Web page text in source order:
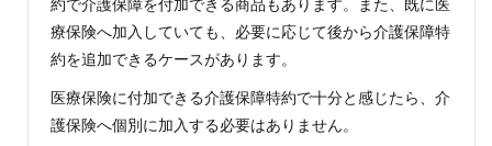
約で介護保障を付加できる商品もあります。また、既に医
療保険へ加入していても、必要に応じて後から介護保障特
約を追加できるケースがあります。
医療保険に付加できる介護保障特約で十分と感じたら、介
護保険へ個別に加入する必要はありません。